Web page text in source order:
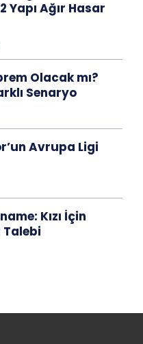
Yapı Ağır Hasar
Olacak mı?
Senaryo
Avrupa Ligi
Kızı İçin
Talebi